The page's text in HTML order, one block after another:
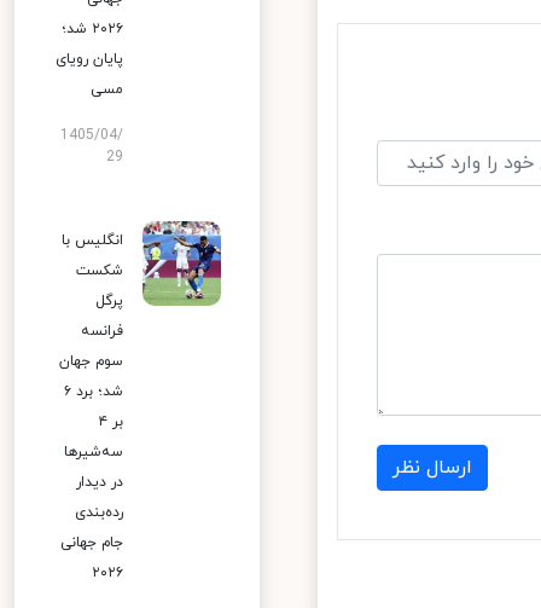
ارسال نظر
۲۰۲۶ شد؛
پایان رویای
مسی
1405/04/
29
انگلیس با
شکست
پرگل
فرانسه
سوم جهان
شد؛ برد ۶
بر ۴
سه‌شیرها
در دیدار
رده‌بندی
جام جهانی
۲۰۲۶